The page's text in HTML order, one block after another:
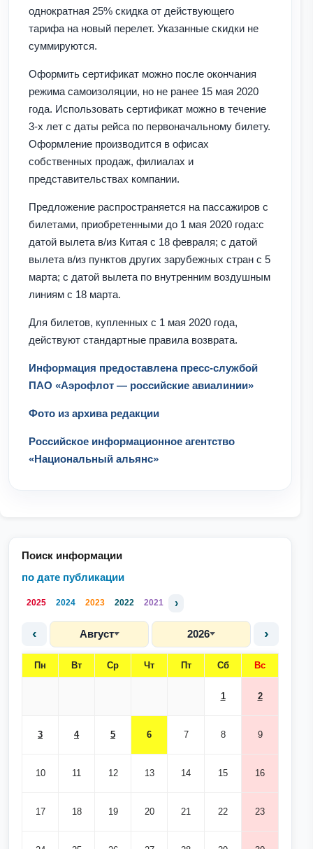
Поиск информации
по дате публикации
2025 2024 2023 2022 2021 ›
‹ Август 2026 ›
Пн Вт Ср Чт Пт Сб Вс
1 2
3 4 5 6 7 8 9
10 11 12 13 14 15 16
17 18 19 20 21 22 23
однократная 25% скидка от действующего
тарифа на новый перелет. Указанные скидки не
суммируются.
Оформить сертификат можно после окончания
режима самоизоляции, но не ранее 15 мая 2020
года. Использовать сертификат можно в течение
3-х лет с даты рейса по первоначальному билету.
Оформление производится в офисах
собственных продаж, филиалах и
представительствах компании.
Предложение распространяется на пассажиров с
билетами, приобретенными до 1 мая 2020 года:с
датой вылета в/из Китая с 18 февраля; с датой
вылета в/из пунктов других зарубежных стран с 5
марта; с датой вылета по внутренним воздушным
линиям с 18 марта.
Для билетов, купленных с 1 мая 2020 года,
действуют стандартные правила возврата.
Информация предоставлена пресс-службой
ПАО «Аэрофлот — российские авиалинии»
Фото из архива редакции
Российское информационное агентство
«Национальный альянс»